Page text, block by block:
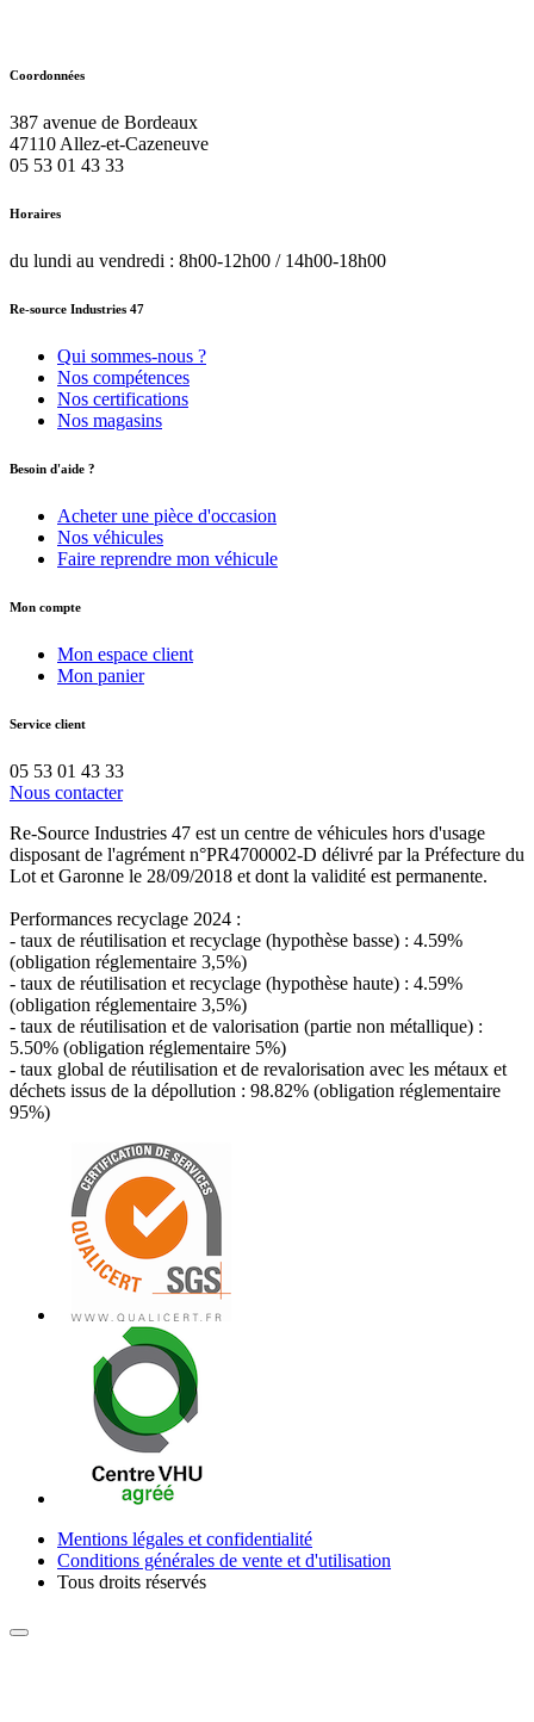
Coordonnées
387 avenue de Bordeaux
47110 Allez-et-Cazeneuve
05 53 01 43 33
Horaires
du lundi au vendredi : 8h00-12h00 / 14h00-18h00
Re-source Industries 47
Qui sommes-nous ?
Nos compétences
Nos certifications
Nos magasins
Besoin d'aide ?
Acheter une pièce d'occasion
Nos véhicules
Faire reprendre mon véhicule
Mon compte
Mon espace client
Mon panier
Service client
05 53 01 43 33
Nous contacter
Re-Source Industries 47 est un centre de véhicules hors d'usage
disposant de l'agrément n°PR4700002-D délivré par la Préfecture du
Lot et Garonne le 28/09/2018 et dont la validité est permanente.
Performances recyclage 2024 :
- taux de réutilisation et recyclage (hypothèse basse) : 4.59%
(obligation réglementaire 3,5%)
- taux de réutilisation et recyclage (hypothèse haute) : 4.59%
(obligation réglementaire 3,5%)
- taux de réutilisation et de valorisation (partie non métallique) :
5.50% (obligation réglementaire 5%)
- taux global de réutilisation et de revalorisation avec les métaux et
déchets issus de la dépollution : 98.82% (obligation réglementaire
95%)
Mentions légales et confidentialité
Conditions générales de vente et d'utilisation
Tous droits réservés